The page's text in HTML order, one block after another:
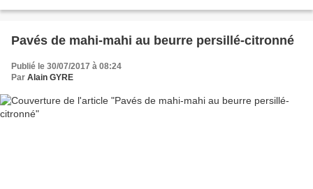
Pavés de mahi-mahi au beurre persillé-citronné
Publié le 30/07/2017 à 08:24
Par Alain GYRE